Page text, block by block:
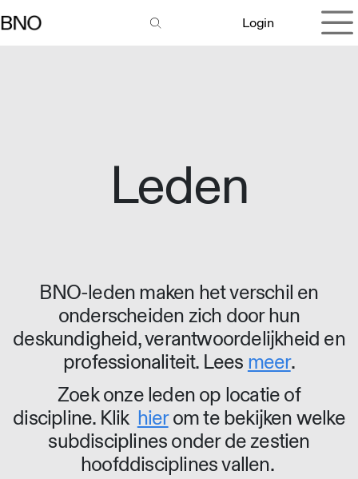
Login
Leden
BNO-leden maken het verschil en
onderscheiden zich door hun
deskundigheid, verantwoordelijkheid en
professionaliteit. Lees meer.
Zoek onze leden op locatie of
discipline. Klik hierom te bekijken welke
subdisciplines onder de zestien
hoofddisciplines vallen.